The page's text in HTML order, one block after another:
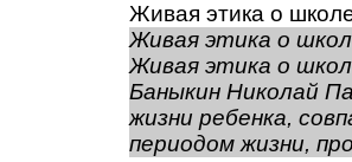
Живая этика о
Живая этика о
Живая этика о
Баныкин Николай
жизни ребенка,
периодом жизни,